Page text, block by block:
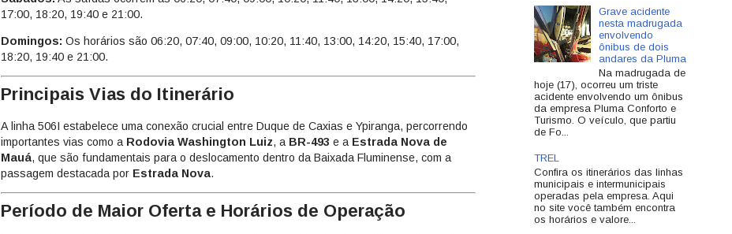
17:00, 18:20, 19:40 e 21:00.
Domingos: Os horários são 06:20, 07:40, 09:00, 10:20, 11:40, 13:00, 14:20, 15:40, 17:00,
18:20, 19:40 e 21:00.
Principais Vias do Itinerário
A linha 506I estabelece uma conexão crucial entre Duque de Caxias e Ypiranga, percorrendo
importantes vias como a Rodovia Washington Luiz, a BR-493 e a Estrada Nova de
Mauá, que são fundamentais para o deslocamento dentro da Baixada Fluminense, com a
passagem destacada por Estrada Nova.
Período de Maior Oferta e Horários de Operação
Grave acidente
nesta madrugada
envolvendo
ônibus de dois
andares da Pluma
Na madrugada de
hoje (17), ocorreu um triste
acidente envolvendo um ônibus
da empresa Pluma Conforto e
Turismo. O veículo, que partiu
de Fo...
TREL
Confira os itinerários das linhas
municipais e intermunicipais
operadas pela empresa. Aqui
no site você também encontra
os horários e valore...